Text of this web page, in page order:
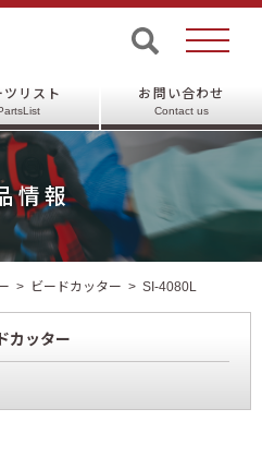
ツリスト お問い合わせ
Contact us
情報
ビードカッター SI-4080L
カッター